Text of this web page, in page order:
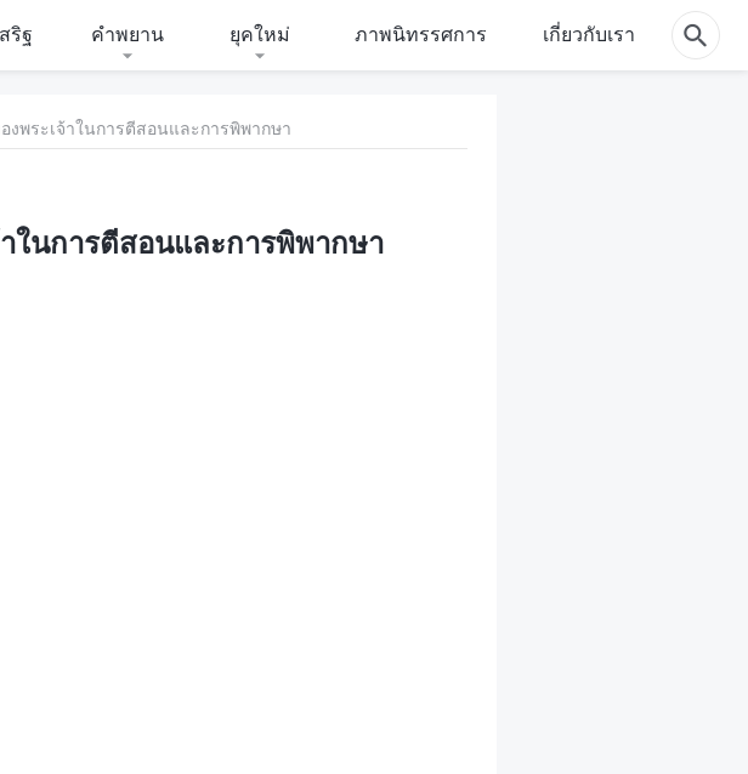
ริฐ คำพยาน ยุคใหม่ ภาพนิทรรศการ เกี่ยวกับเรา
งพระเจ้าในการตีสอนและการพิพากษา
ในการตีสอนและการพิพากษา